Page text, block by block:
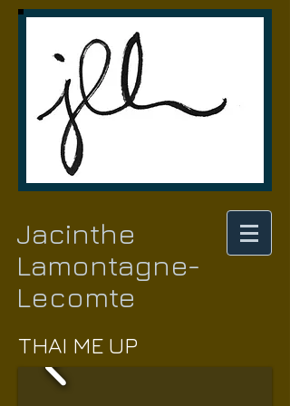
Jacinthe
Lamontagne-
Lecomte
THAI ME UP